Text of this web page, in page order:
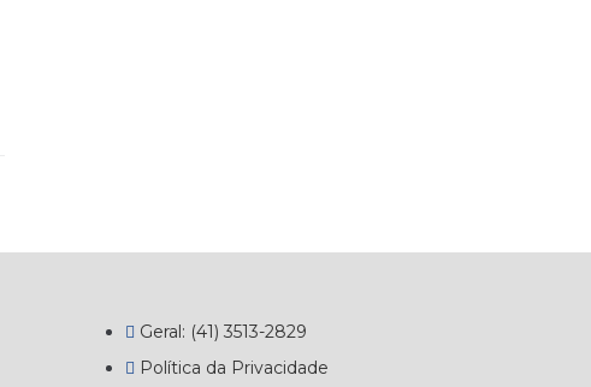
Geral: (41) 3513-2829
Política da Privacidade